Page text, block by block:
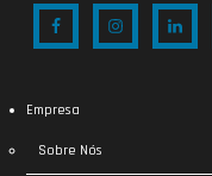
Empresa
Sobre Nós